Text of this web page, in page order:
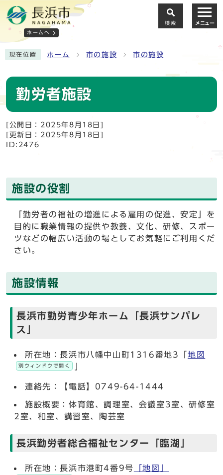
ホームへ
検索 メニュー
現在位置 ホーム 市の施設 市の施設
勤労者施設
[公開日：2025年8月18日]
[更新日：2025年8月18日]
ID:2476
施設の役割
「勤労者の福祉の増進による雇用の促進、安定」を
目的に職業情報の提供や教養、文化、研修、スポー
ツなどの幅広い活動の場としてお気軽にご利用くだ
さい。
施設情報
長浜市勤労青少年ホーム「長浜サンパレ
ス」
所在地：長浜市八幡中山町1316番地3「地図
別ウィンドウで開く
連絡先：【電話】0749-64-1444
施設概要：体育館、調理室、会議室3室、研修室
2室、和室、講習室、陶芸室
長浜勤労者総合福祉センター「臨湖」
所在地：長浜市港町4番9号 「地図」